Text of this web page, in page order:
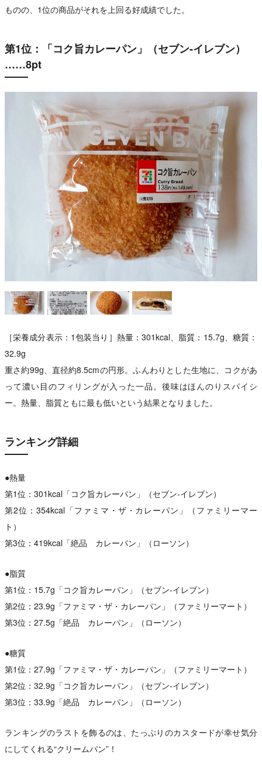
ものの、1位の商品がそれを上回る好成績でした。
第1位：「コク旨カレーパン」（セブン-イレブン）
……8pt
［栄養成分表示：1包装当り］熱量：301kcal、脂質：15.7g、糖質：
32.9g
重さ約99g、直径約8.5cmの円形。ふんわりとした生地に、コクがあ
って濃い目のフィリングが入った一品。後味はほんのりスパイシ
ー。熱量、脂質ともに最も低いという結果となりました。
ランキング詳細
●熱量
第1位：301kcal「コク旨カレーパン」（セブン-イレブン）
第2位：354kcal「ファミマ・ザ・カレーパン」（ファミリーマー
ト）
第3位：419kcal「絶品 カレーパン」（ローソン）
●脂質
第1位：15.7g「コク旨カレーパン」（セブン-イレブン）
第2位：23.9g「ファミマ・ザ・カレーパン」（ファミリーマート）
第3位：27.5g「絶品 カレーパン」（ローソン）
●糖質
第1位：27.9g「ファミマ・ザ・カレーパン」（ファミリーマート）
第2位：32.9g「コク旨カレーパン」（セブン-イレブン）
第3位：33.9g「絶品 カレーパン」（ローソン）
ランキングのラストを飾るのは、たっぷりのカスタードが幸せ気分
にしてくれる“クリームパン”！